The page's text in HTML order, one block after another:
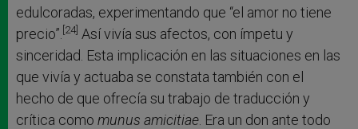
edulcoradas, experimentando que “el amor no tiene
precio”. [24] Así vivía sus afectos, con ímpetu y
sinceridad. Esta implicación en las situaciones en las
que vivía y actuaba se constata también con el
hecho de que ofrecía su trabajo de traducción y
crítica como munus amicitiae . Era un don ante todo